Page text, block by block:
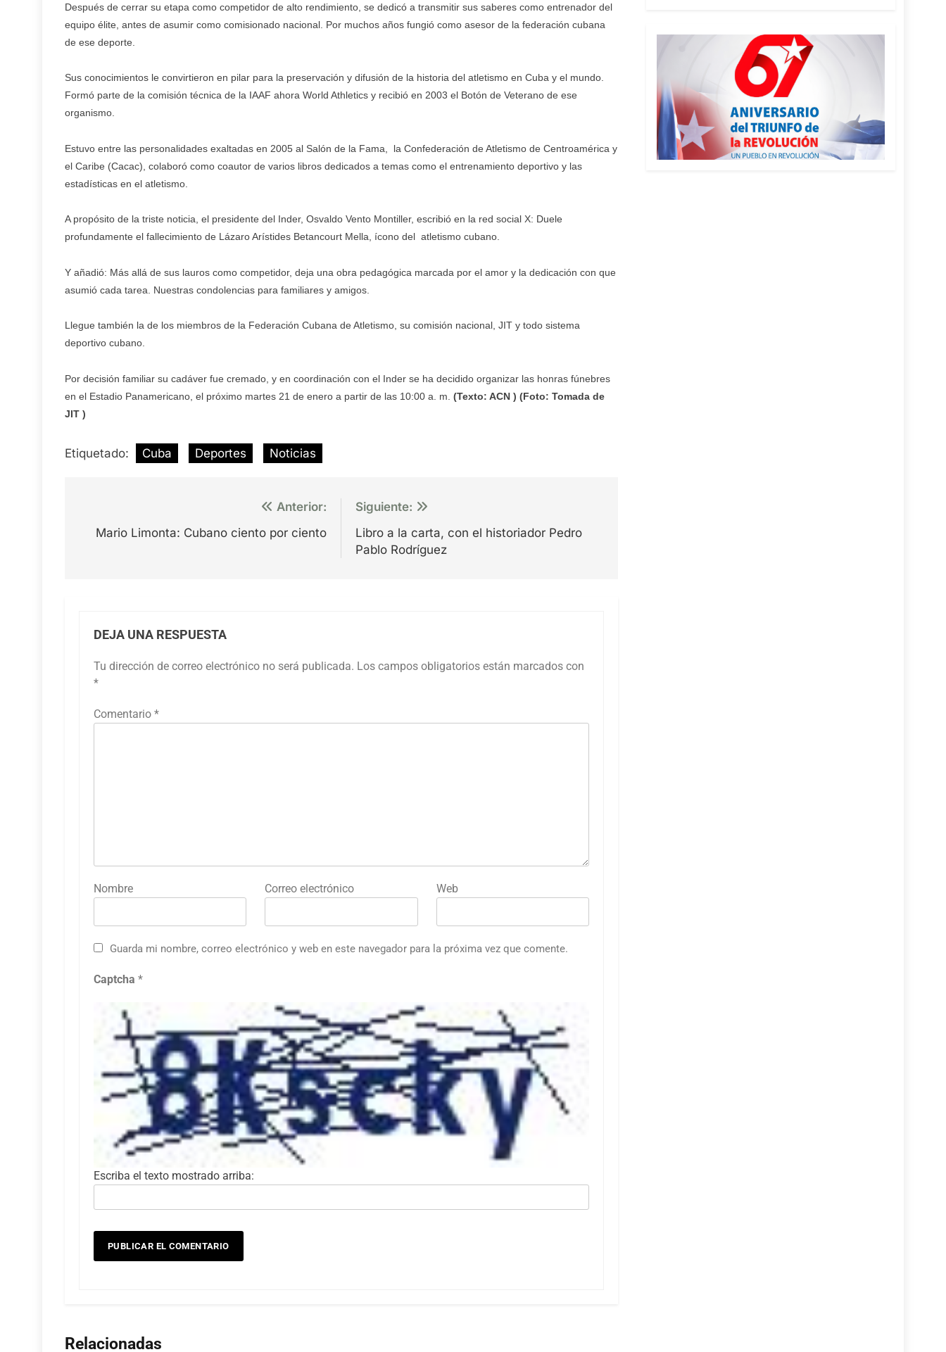
Después de cerrar su etapa como competidor de alto rendimiento, se dedicó a transmitir sus saberes como entrenador del
equipo élite, antes de asumir como comisionado nacional. Por muchos años fungió como asesor de la federación cubana
de ese deporte.
Sus conocimientos le convirtieron en pilar para la preservación y difusión de la historia del atletismo en Cuba y el mundo.
Formó parte de la comisión técnica de la IAAF ahora World Athletics y recibió en 2003 el Botón de Veterano de ese
organismo.
Estuvo entre las personalidades exaltadas en 2005 al Salón de la Fama, la Confederación de Atletismo de Centroamérica y
el Caribe (Cacac), colaboró como coautor de varios libros dedicados a temas como el entrenamiento deportivo y las
estadísticas en el atletismo.
A propósito de la triste noticia, el presidente del Inder, Osvaldo Vento Montiller, escribió en la red social X: Duele
profundamente el fallecimiento de Lázaro Arístides Betancourt Mella, ícono del atletismo cubano.
Y añadió: Más allá de sus lauros como competidor, deja una obra pedagógica marcada por el amor y la dedicación con que
asumió cada tarea. Nuestras condolencias para familiares y amigos.
Llegue también la de los miembros de la Federación Cubana de Atletismo, su comisión nacional, JIT y todo sistema
deportivo cubano.
Por decisión familiar su cadáver fue cremado, y en coordinación con el Inder se ha decidido organizar las honras fúnebres
en el Estadio Panamericano, el próximo martes 21 de enero a partir de las 10:00 a. m. (Texto: ACN ) (Foto: Tomada de
JIT )
Etiquetado: Cuba Deportes Noticias
de
Anterior:
Mario Limonta: Cubano ciento por ciento
Siguiente:
Libro a la carta, con el historiador Pedro
Pablo Rodríguez
DEJA UNA RESPUESTA
Tu dirección de correo electrónico no será publicada. Los campos obligatorios están marcados con
*
Comentario *
Nombre Correo electrónico Web
Guarda mi nombre, correo electrónico y web en este navegador para la próxima vez que comente.
Captcha *
Escriba el texto mostrado arriba:
Relacionadas